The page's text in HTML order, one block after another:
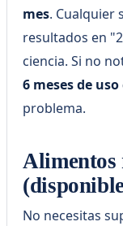
mes. Cualquier
resultados en
ciencia. Si no
6 meses de
problema.
Alimentos
No necesitas